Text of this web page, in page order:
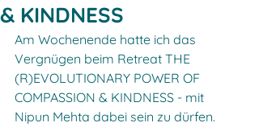
& KINDNESS
Am Wochenende hatte ich das
Vergnügen beim Retreat THE
(R)EVOLUTIONARY POWER OF
COMPASSION & KINDNESS - mit
Nipun Mehta dabei sein zu dürfen.